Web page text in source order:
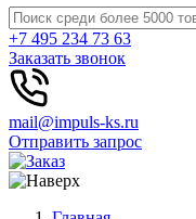
+7 495 234 73 63
Заказать звонок
mail@impuls-ks.ru
Отправить запрос